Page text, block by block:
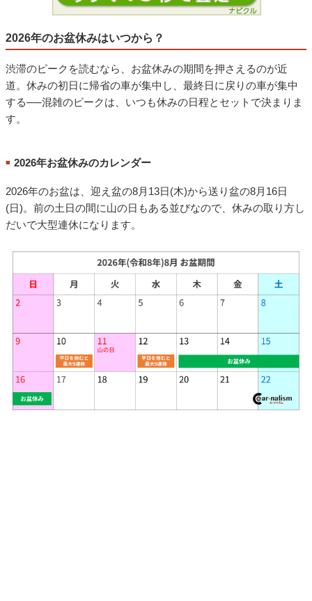
2026年のお盆休みはいつから？
渋滞のピークを読むなら、お盆休みの期間を押さえるのが近
道。休みの初日に帰省の車が集中し、最終日に戻りの車が集中
する──混雑のピークは、いつも休みの日程とセットで決まりま
す。
■ 2026年お盆休みのカレンダー
2026年のお盆は、迎え盆の8月13日(木)から送り盆の8月16日
(日)。前の土日の間に山の日もある並びなので、休みの取り方し
だいで大型連休になります。